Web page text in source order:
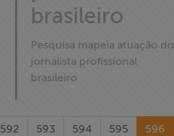
brasileiro
Pesquisa mapeia atuação do
jornalista profissional
brasileiro
592 593 594 595 596